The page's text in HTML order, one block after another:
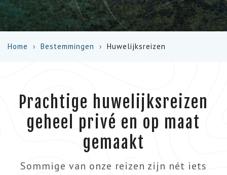
Home Bestemmingen Huwelijksreizen
Prachtige huwelijksreizen
geheel privé en op maat
gemaakt
Sommige van onze reizen zijn nét iets